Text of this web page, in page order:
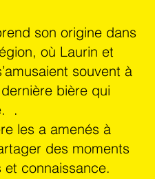
son origine dans
où Laurin et
souvent à
bière qui
.
les a amenés à
des moments
connaissance.